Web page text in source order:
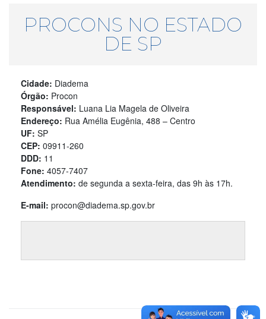
PROCONS NO ESTADO
DE SP
Cidade: Diadema
Órgão: Procon
Responsável: Luana Lia Magela de Oliveira
Endereço: Rua Amélia Eugênia, 488 – Centro
UF: SP
CEP: 09911-260
DDD: 11
Fone: 4057-7407
Atendimento: de segunda a sexta-feira, das 9h às 17h.
E-mail: procon@diadema.sp.gov.br